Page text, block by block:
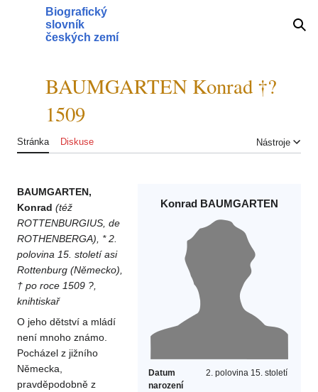
Hlavní menu
Biografický
slovník
českých zemí
Přepnout obsah
BAUMGARTEN Konrad †?
1509
Stránka Diskuse Nástroje
Konrad BAUMGARTEN
Datum
narození
2. polovina 15. století
BAUMGARTEN,
Konrad (též
ROTTENBURGIUS, de
ROTHENBERGA), * 2.
polovina 15. století asi
Rottenburg (Německo),
† po roce 1509 ?,
knihtiskař
O jeho dětství a mládí
není mnoho známo.
Pocházel z jižního
Německa,
pravděpodobně z